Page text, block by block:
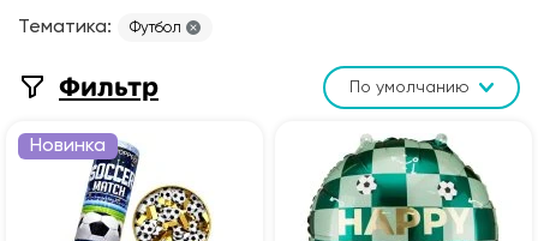
Тематика:
Футбол
Фильтр По умолчанию
Новинка